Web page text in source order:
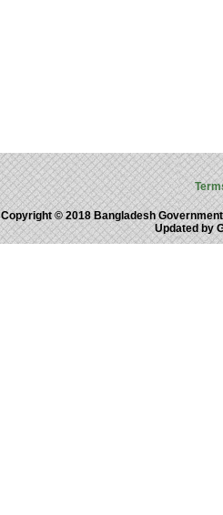
Copyright © 2018 Bangladesh
Updated by